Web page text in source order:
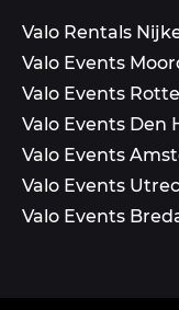
Valo Rentals
Valo Events
Valo Events
Valo Events Den
Valo Events
Valo Events
Valo Events